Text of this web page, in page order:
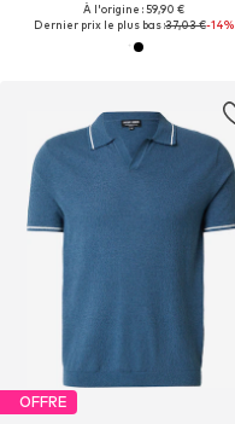
À l'origine : 59,90 €
Dernier prix le plus bas :37,03 €-14%
OFFRE